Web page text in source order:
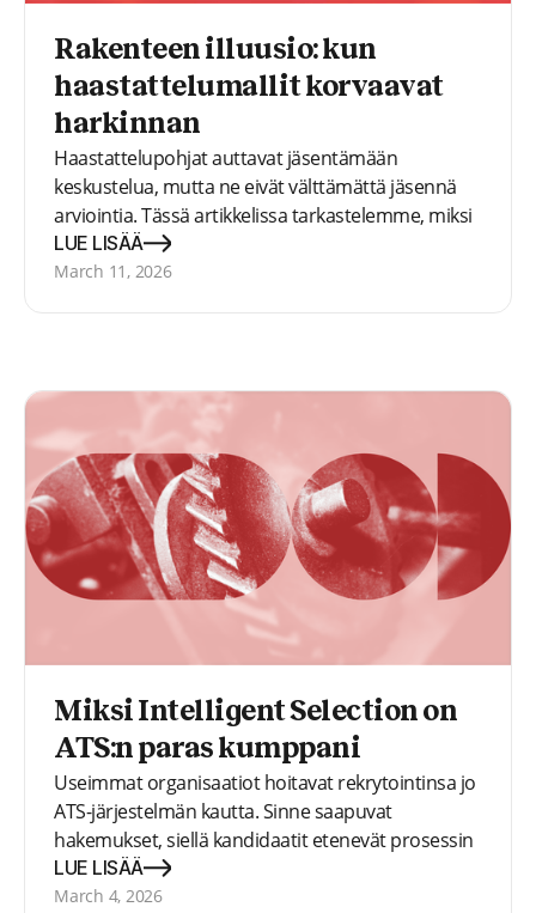
Rakenteen illuusio: kun
haastattelumallit korvaavat
harkinnan
Haastattelupohjat auttavat jäsentämään
keskustelua, mutta ne eivät välttämättä jäsennä
arviointia. Tässä artikkelissa tarkastelemme, miksi
rekrytointipäätökset voivat silti poiketa toisistaan,
vaikka haastattelut näyttäisivät yhdenmukaisilta,
LUE LISÄÄ
March 11, 2026
Miksi Intelligent Selection on
ATS:n paras kumppani
Useimmat organisaatiot hoitavat rekrytointinsa jo
ATS-järjestelmän kautta. Sinne saapuvat
hakemukset, siellä kandidaatit etenevät prosessin
vaiheesta toiseen, haastattelut aikataulutetaan ja
dokumentaatio tallennetaan. ATS toimii
LUE LISÄÄ
March 4, 2026